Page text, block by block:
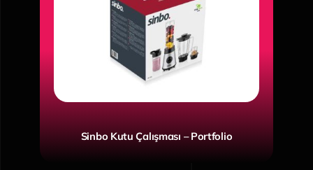
Sinbo Kutu Çalışması – Portfolio